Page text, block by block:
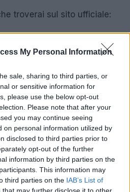
My Personal Information
sale, sharing to third parties, or
or sensitive information for
please use the below opt-out
Please note that after your
you may continue seeing
on personal information utilized by
disclosed to third parties prior to
opt-out of the further
information by third parties on the
This information may
third parties on the IAB’s List of
troverai sul sito ufficiale:
di 89€ invece di 199€
è molto semplice: basta
compilare il modulo e
operatore ti contatterà per
pagare in contrassegno o
credito o carta prepagata.
è un prodotto esclusivo e
solo sul sito ufficiale.